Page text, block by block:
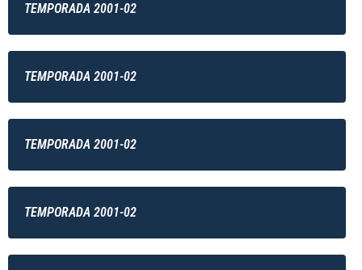
TEMPORADA 2001-02
TEMPORADA 2001-02
TEMPORADA 2001-02
TEMPORADA 2001-02